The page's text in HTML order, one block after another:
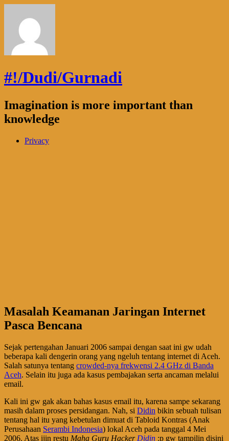
#!/Dudi/Gurnadi
Imagination is more important than
knowledge
Privacy
Masalah Keamanan Jaringan Internet
Pasca Bencana
Sejak pertengahan Januari 2006 sampai dengan saat ini gw udah
beberapa kali dengerin orang yang ngeluh tentang internet di Aceh.
Salah satunya tentang crowded-nya frekwensi 2.4 GHz di Banda
Aceh. Selain itu juga ada kasus pembajakan serta ancaman melalui
email.
Kali ini gw gak akan bahas kasus email itu, karena sampe sekarang
masih dalam proses persidangan. Nah, si Didin bikin sebuah tulisan
tentang hal itu yang kebetulan dimuat di Tabloid Kontras (Anak
Perusahaan Serambi Indonesia) lokal Aceh pada tanggal 4 Mei
2006. Atas ijin restu Maha Guru Hacker Didin :p gw tampilin disini